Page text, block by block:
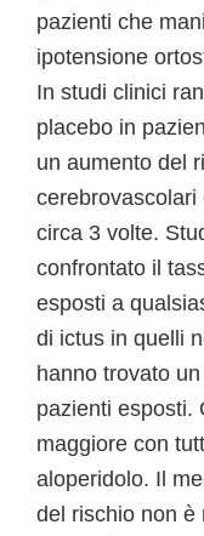
pazienti che
ipotensione
In studi clinici
placebo in
un aumento del
cerebrovascolari
circa 3 volte.
confrontato il
esposti a
di ictus in quelli
hanno trovato
pazienti esposti.
maggiore con
aloperidolo. Il
del rischio non è